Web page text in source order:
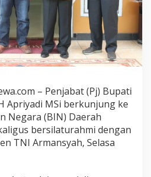
– Penjabat (Pj) Bupati
Apriyadi MSi berkunjung ke
Negara (BIN) Daerah
bersilaturahmi dengan
TNI Armansyah, Selasa